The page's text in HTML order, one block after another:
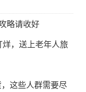
略请收好
，送上老年人旅
这些人群需要尽